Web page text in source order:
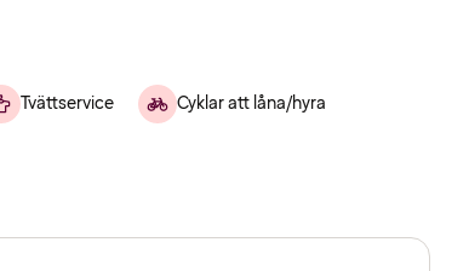
Tvättservice Cyklar att låna/hyra